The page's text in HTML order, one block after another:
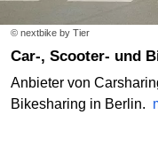
© nextbike by Tier
Car-, Scooter- und
Anbieter von
Bikesharing in Berlin.